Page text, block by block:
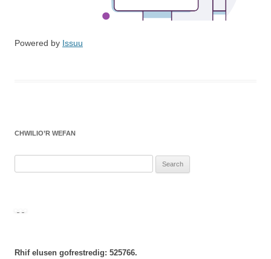
Powered by Issuu
CHWILIO’R WEFAN
for:
Rhif elusen gofrestredig: 525766.